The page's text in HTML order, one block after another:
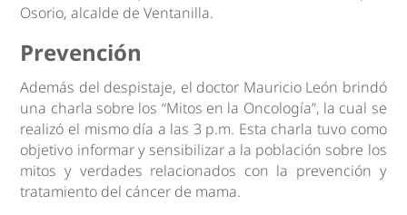
Osorio, alcalde de Ventanilla.
Prevención
Además del despistaje, el doctor Mauricio León brindó
una charla sobre los “Mitos en la Oncología”, la cual se
realizó el mismo día a las 3 p.m. Esta charla tuvo como
objetivo informar y sensibilizar a la población sobre los
mitos y verdades relacionados con la prevención y
tratamiento del cáncer de mama.